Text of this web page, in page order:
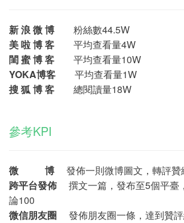
新 浪 微 博 粉絲數44.5W
美 啦 博 客 平均查看量4W
閨 蜜 博 客
平均查看量10W
YOKA博客 平均查看量1W
搜 狐 博 客 總閱讀量18W
參考KPI
微 博 發佈一則微博圖文， 轉評贊
跨平台發佈
撰文一篇，發布至5個平臺
論100
微信朋友圈 發佈朋友圈一條，達到贊